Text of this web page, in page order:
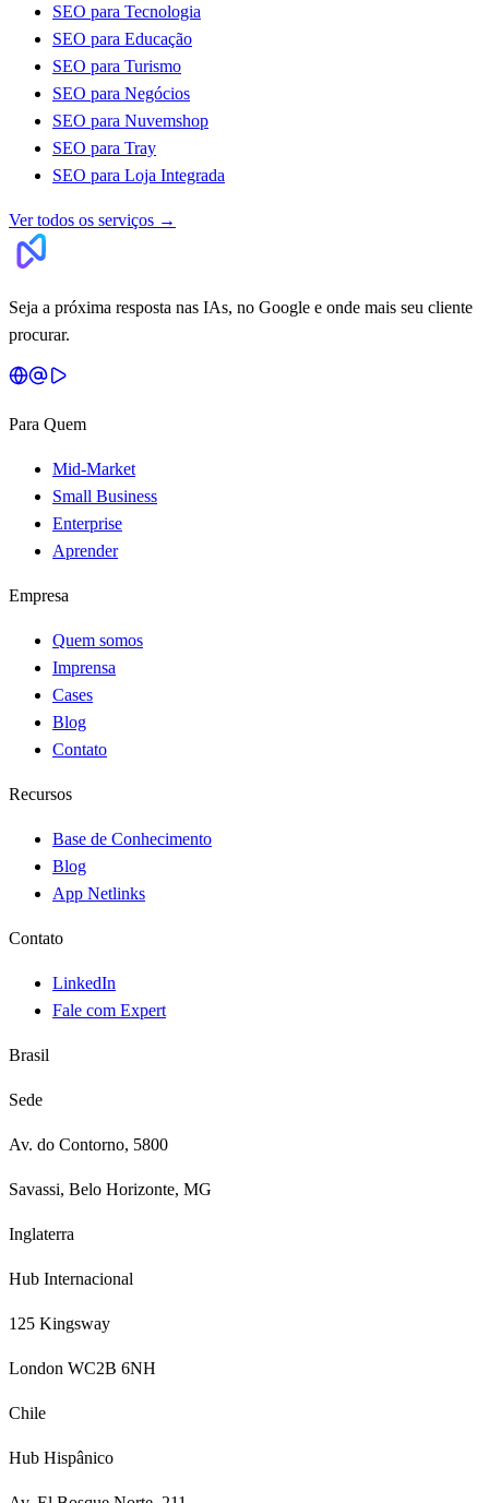
SEO para Tecnologia
SEO para Educação
SEO para Turismo
SEO para Negócios
SEO para Nuvemshop
SEO para Tray
SEO para Loja Integrada
Ver todos os serviços →
Seja a próxima resposta nas IAs, no Google e onde mais seu cliente
procurar.
Para Quem
Mid-Market
Small Business
Enterprise
Aprender
Empresa
Quem somos
Imprensa
Cases
Blog
Contato
Recursos
Base de Conhecimento
Blog
App Netlinks
Contato
LinkedIn
Fale com Expert
Brasil
Sede
Av. do Contorno, 5800
Savassi, Belo Horizonte, MG
Inglaterra
Hub Internacional
125 Kingsway
London WC2B 6NH
Chile
Hub Hispânico